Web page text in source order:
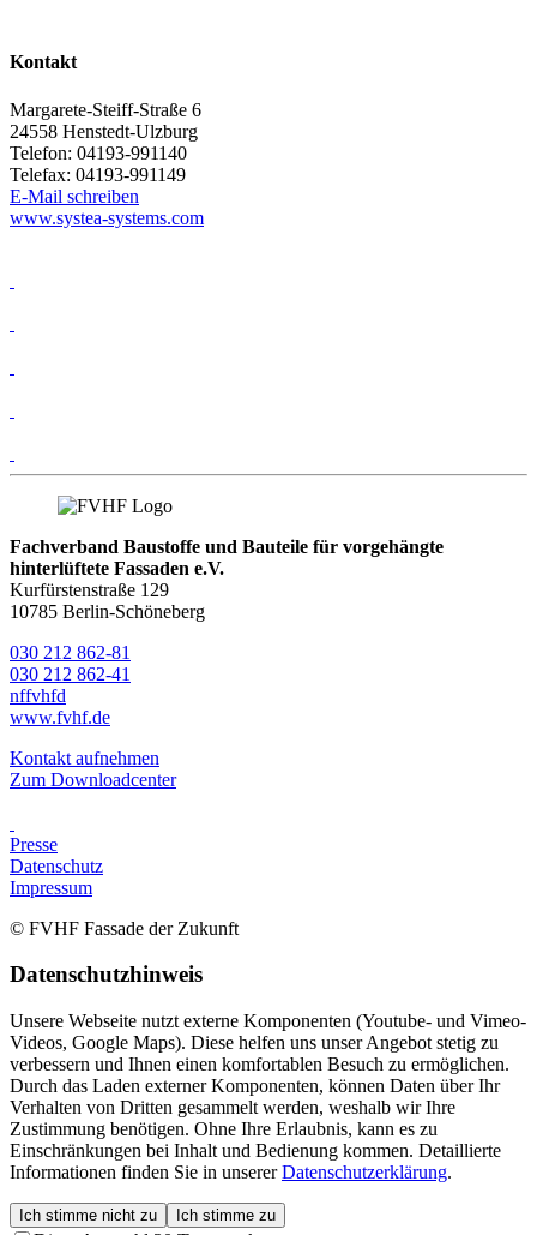
Kontakt
Margarete-Steiff-Straße 6
24558 Henstedt-Ulzburg
Telefon: 04193-991140
Telefax: 04193-991149
E-Mail schreiben
www.systea-systems.com
Fachverband Baustoffe und Bauteile für vorgehängte
hinterlüftete Fassaden e.V.
Kurfürstenstraße 129
10785 Berlin-Schöneberg
030 212 862-81
030 212 862-41
nffvhfd
www.fvhf.de
Kontakt aufnehmen
Zum Downloadcenter
Presse
Datenschutz
Impressum
© FVHF Fassade der Zukunft
Datenschutzhinweis
Unsere Webseite nutzt externe Komponenten (Youtube- und Vimeo-
Videos, Google Maps). Diese helfen uns unser Angebot stetig zu
verbessern und Ihnen einen komfortablen Besuch zu ermöglichen.
Durch das Laden externer Komponenten, können Daten über Ihr
Verhalten von Dritten gesammelt werden, weshalb wir Ihre
Zustimmung benötigen. Ohne Ihre Erlaubnis, kann es zu
Einschränkungen bei Inhalt und Bedienung kommen. Detaillierte
Informationen finden Sie in unsererDatenschutzerklärung.
Ich stimme nicht zu Ich stimme zu